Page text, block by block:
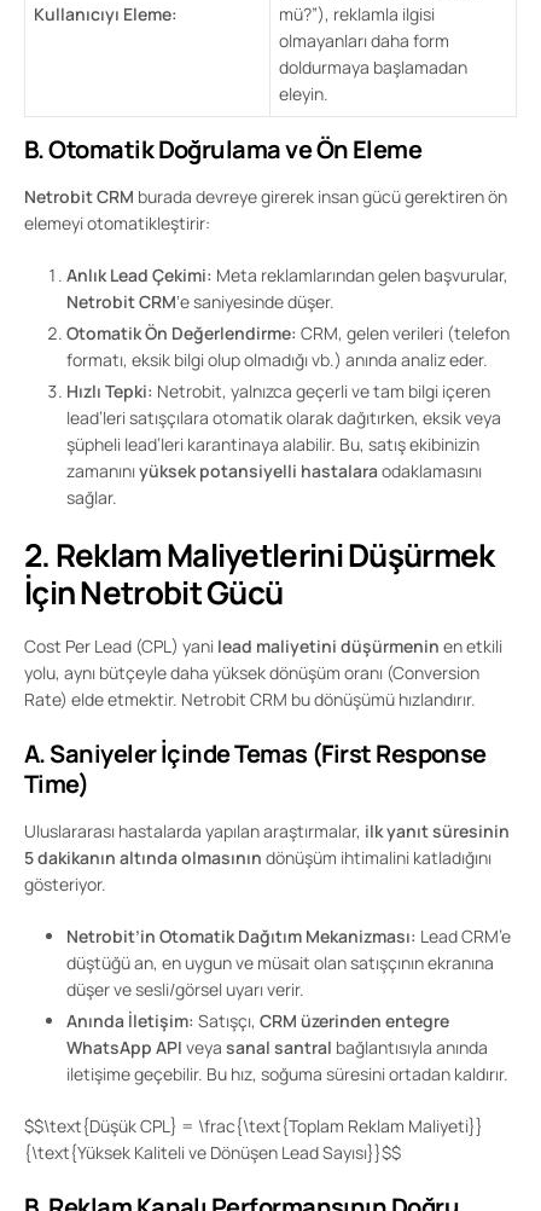
Kullanıcıyı Eleme:
mü?”), reklamla ilgisi
olmayanları daha form
doldurmaya başlamadan
eleyin.
B. Otomatik Doğrulama ve Ön Eleme
Netrobit CRM burada devreye girerek insan gücü gerektiren ön
elemeyi otomatikleştirir:
Anlık Lead Çekimi: Meta reklamlarından gelen başvurular,
Netrobit CRM‘e saniyesinde düşer.
Otomatik Ön Değerlendirme: CRM, gelen verileri (telefon
formatı, eksik bilgi olup olmadığı vb.) anında analiz eder.
Hızlı Tepki: Netrobit, yalnızca geçerli ve tam bilgi içeren
lead’leri satışçılara otomatik olarak dağıtırken, eksik veya
şüpheli lead’leri karantinaya alabilir. Bu, satış ekibinizin
zamanınıyüksek potansiyelli hastalara odaklamasını
sağlar.
2. Reklam Maliyetlerini Düşürmek
İçin Netrobit Gücü
Cost Per Lead (CPL) yani lead maliyetini düşürmenin en etkili
yolu, aynı bütçeyle daha yüksek dönüşüm oranı (Conversion
Rate) elde etmektir. Netrobit CRM bu dönüşümü hızlandırır.
A. Saniyeler İçinde Temas (First Response
Time)
Uluslararası hastalarda yapılan araştırmalar, ilk yanıt süresinin
5 dakikanın altında olmasının dönüşüm ihtimalini katladığını
gösteriyor.
Netrobit’in Otomatik Dağıtım Mekanizması: Lead CRM’e
düştüğü an, en uygun ve müsait olan satışçının ekranına
düşer ve sesli/görsel uyarı verir.
Anında İletişim: Satışçı, CRM üzerinden entegre
WhatsApp API veya sanal santral bağlantısıyla anında
iletişime geçebilir. Bu hız, soğuma süresini ortadan kaldırır.
$$\text{Düşük CPL} = \frac{\text{Toplam Reklam Maliyeti}}
{\text{Yüksek Kaliteli ve Dönüşen Lead Sayısı}}$$